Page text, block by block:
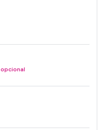
opcional